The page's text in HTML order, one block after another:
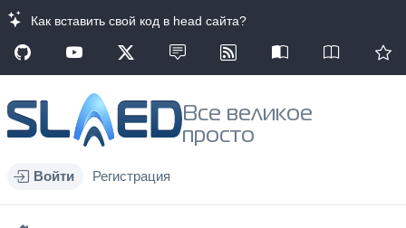
Как вставить свой код в head сайта?
Все великое
просто
Войти Регистрация